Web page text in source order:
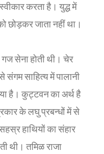
करता है। युद्ध में
छोड़कर जाता नहीं था।
सेना होती थी। चेर
संगम साह‍ित्‍य में पालानी
है। कुट्टवन का अर्थ है
के लघु प्रबन्‍धों में से
हाथ‍ियों का संहार
थी। तम‍िळ राजा